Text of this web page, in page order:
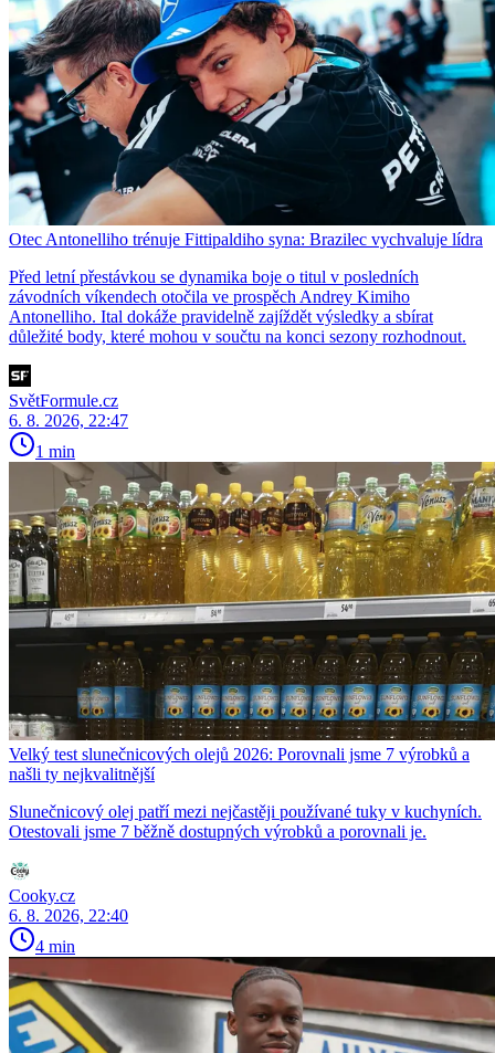
Otec Antonelliho trénuje Fittipaldiho syna: Brazilec vychvaluje lídra
Před letní přestávkou se dynamika boje o titul v posledních
závodních víkendech otočila ve prospěch Andrey Kimiho
Antonelliho. Ital dokáže pravidelně zajíždět výsledky a sbírat
důležité body, které mohou v součtu na konci sezony rozhodnout.
SvětFormule.cz
6. 8. 2026, 22:47
1 min
Velký test slunečnicových olejů 2026: Porovnali jsme 7 výrobků a
našli ty nejkvalitnější
Slunečnicový olej patří mezi nejčastěji používané tuky v kuchyních.
Otestovali jsme 7 běžně dostupných výrobků a porovnali je.
Cooky.cz
6. 8. 2026, 22:40
4 min